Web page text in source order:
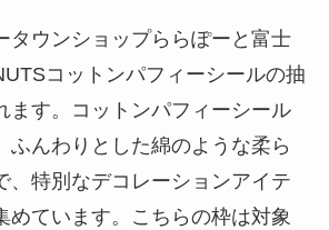
タウンショップららぽーと富士
コットンパフィーシールの抽
ます。コットンパフィーシール
ふんわりとした綿のような柔ら
、特別なデコレーションアイテ
めています。こちらの枠は対象